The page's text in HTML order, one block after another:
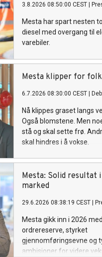
3.8.2026 08:50:00 CEST
Mesta har spart nesten
diesel med overgang til
varebiler.
Mesta klipper for
6.7.2026 08:30:00 CEST
Nå klippes graset langs
Også blomstene. Men
stå og skal sette frø.
skal hindres i å vokse.
Mesta: Solid resultat
marked
29.6.2026 08:38:19 CEST
Mesta gikk inn i 2026
ordrereserve, styrket
gjennomføringsevne og
ambisjoner for videre